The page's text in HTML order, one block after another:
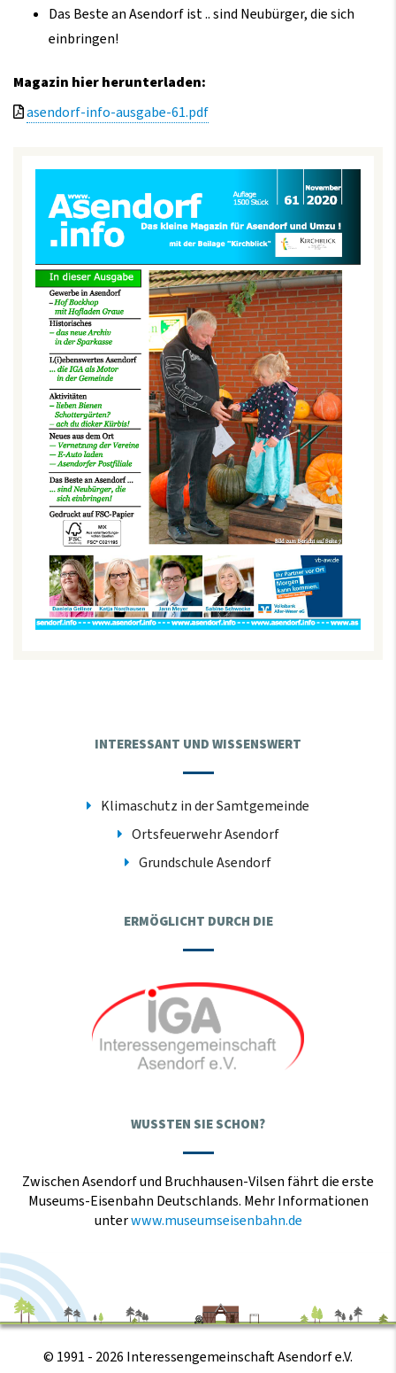
Das Beste an Asendorf ist .. sind Neubürger, die sich
einbringen!
Magazin hier herunterladen:
asendorf-info-ausgabe-61.pdf
INTERESSANT UND WISSENSWERT
Klimaschutz in der Samtgemeinde
Ortsfeuerwehr Asendorf
Grundschule Asendorf
ERMÖGLICHT DURCH DIE
WUSSTEN SIE SCHON?
Zwischen Asendorf und Bruchhausen-Vilsen fährt die erste
Museums-Eisenbahn Deutschlands. Mehr Informationen
unterwww.museumseisenbahn.de
© 1991 - 2026 Interessengemeinschaft Asendorf e.V.